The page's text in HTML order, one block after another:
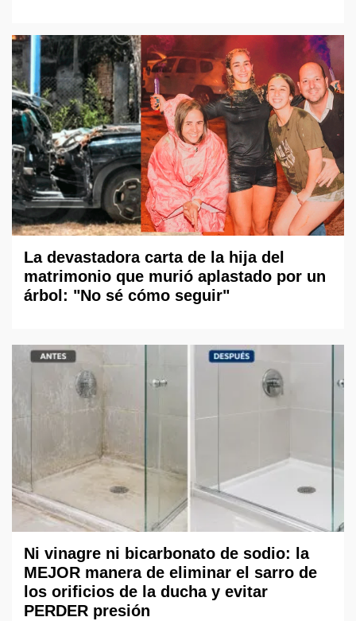
La devastadora carta de la hija del
matrimonio que murió aplastado por un
árbol: "No sé cómo seguir"
Ni vinagre ni bicarbonato de sodio: la
MEJOR manera de eliminar el sarro de
los orificios de la ducha y evitar
PERDER presión